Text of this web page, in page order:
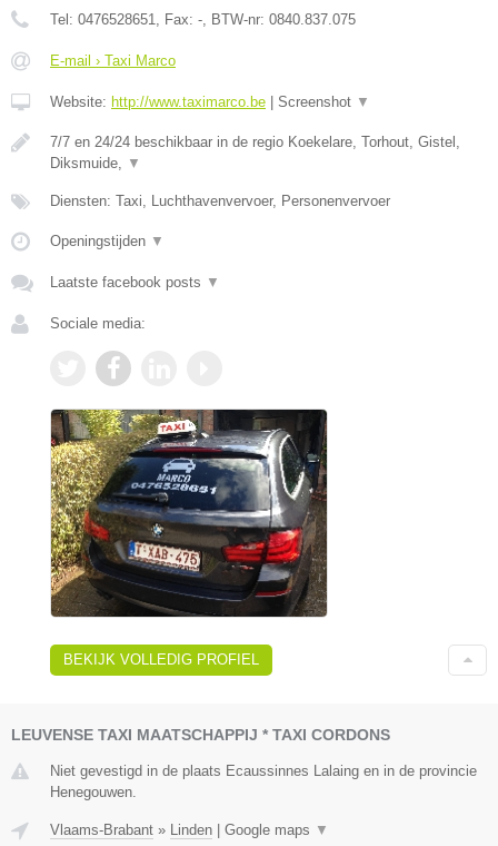
Tel: 0476528651, Fax: -, BTW-nr: 0840.837.075
E-mail › Taxi Marco
Website: http://www.taximarco.be Screenshot ▼
7/7 en 24/24 beschikbaar in de regio Koekelare, Torhout, Gistel,
Diksmuide, ▼
Diensten: Taxi, Luchthavenvervoer, Personenvervoer
Openingstijden ▼
Laatste facebook posts ▼
Sociale media:
BEKIJK VOLLEDIG PROFIEL
LEUVENSE TAXI MAATSCHAPPIJ * TAXI CORDONS
Niet gevestigd in de plaats Ecaussinnes Lalaing en in de provincie
Henegouwen.
Vlaams-Brabant » Linden Google maps ▼